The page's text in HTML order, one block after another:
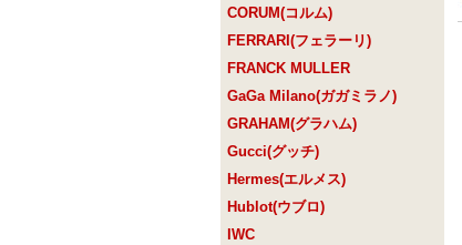
CORUM(コルム)
FERRARI(フェラーリ)
FRANCK MULLER
GaGa Milano(ガガミラノ)
GRAHAM(グラハム)
Gucci(グッチ)
Hermes(エルメス)
Hublot(ウブロ)
IWC